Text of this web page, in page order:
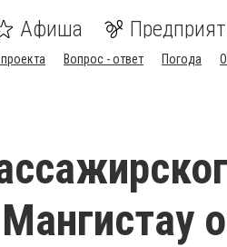
Афиша
Вопрос - ответ Погода